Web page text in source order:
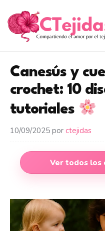
contenido
Canesús y
crochet: 10
tutoriales
10/09/2025 por ctejidas
Ver todos los